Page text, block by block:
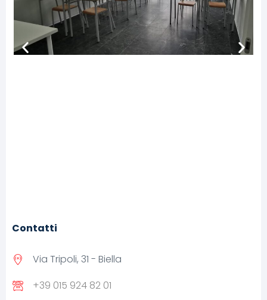
Contatti
Via Tripoli, 31 - Biella
+39 015 924 82 01